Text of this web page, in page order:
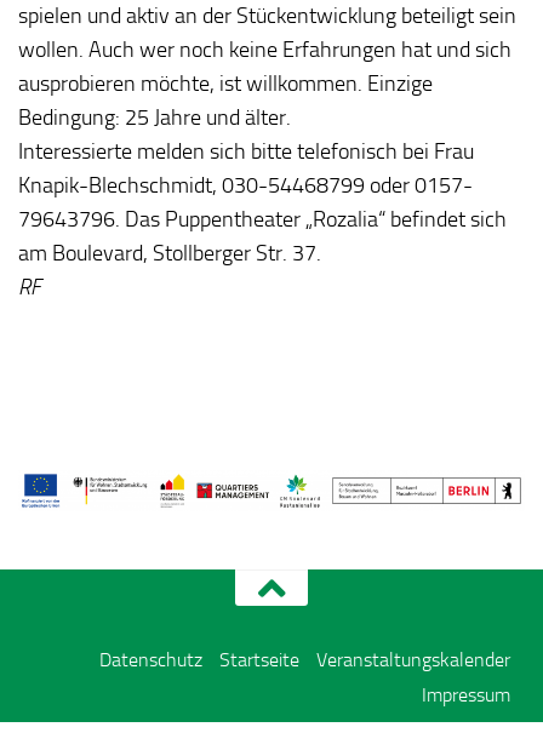
spielen und aktiv an der Stückentwicklung beteiligt sein
wollen. Auch wer noch keine Erfahrungen hat und sich
ausprobieren möchte, ist willkommen. Einzige
Bedingung: 25 Jahre und älter.
Interessierte melden sich bitte telefonisch bei Frau
Knapik-Blechschmidt, 030-54468799 oder 0157-
79643796. Das Puppentheater „Rozalia“ befindet sich
am Boulevard, Stollberger Str. 37.
RF
Veranstaltungskalender
Startseite
Datenschutz
Impressum